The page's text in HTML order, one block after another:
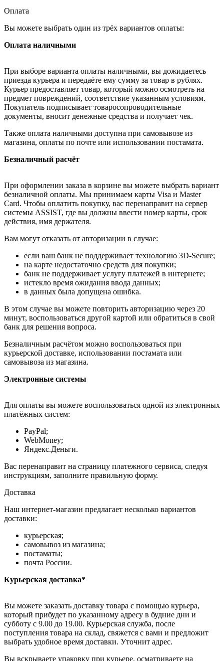
Оплата
Вы можете выбрать один из трёх вариантов оплаты:
Оплата наличными
При выборе варианта оплаты наличными, вы дожидаетесь
приезда курьера и передаёте ему сумму за товар в рублях.
Курьер предоставляет товар, который можно осмотреть на
предмет повреждений, соответствие указанным условиям.
Покупатель подписывает товаросопроводительные
документы, вносит денежные средства и получает чек.
Также оплата наличными доступна при самовывозе из
магазина, оплаты по почте или использовании постамата.
Безналичный расчёт
При оформлении заказа в корзине вы можете выбрать вариант
безналичной оплаты. Мы принимаем карты Visa и Master
Card. Чтобы оплатить покупку, вас перенаправит на сервер
системы ASSIST, где вы должны ввести номер карты, срок
действия, имя держателя.
Вам могут отказать от авторизации в случае:
если ваш банк не поддерживает технологию 3D-Secure;
на карте недостаточно средств для покупки;
банк не поддерживает услугу платежей в интернете;
истекло время ожидания ввода данных;
в данных была допущена ошибка.
В этом случае вы можете повторить авторизацию через 20
минут, воспользоваться другой картой или обратиться в свой
банк для решения вопроса.
Безналичным расчётом можно воспользоваться при
курьерской доставке, использовании постамата или
самовывоза из магазина.
Электронные системы
Для оплаты вы можете воспользоваться одной из электронных
платёжных систем:
PayPal;
WebMoney;
Яндекс.Деньги.
Вас перенаправит на страницу платежного сервиса, следуя
инструкциям, заполните правильную форму.
Доставка
Наш интернет-магазин предлагает несколько вариантов
доставки:
курьерская;
самовывоз из магазина;
постаматы;
почта России.
Курьерская доставка*
Вы можете заказать доставку товара с помощью курьера,
который прибудет по указанному адресу в будние дни и
субботу с 9.00 до 19.00. Курьерская служба, после
поступления товара на склад, свяжется с вами и предложит
выбрать удобное время доставки. Уточнит адрес.
Вы вскрываете упаковку при курьере, осматриваете на